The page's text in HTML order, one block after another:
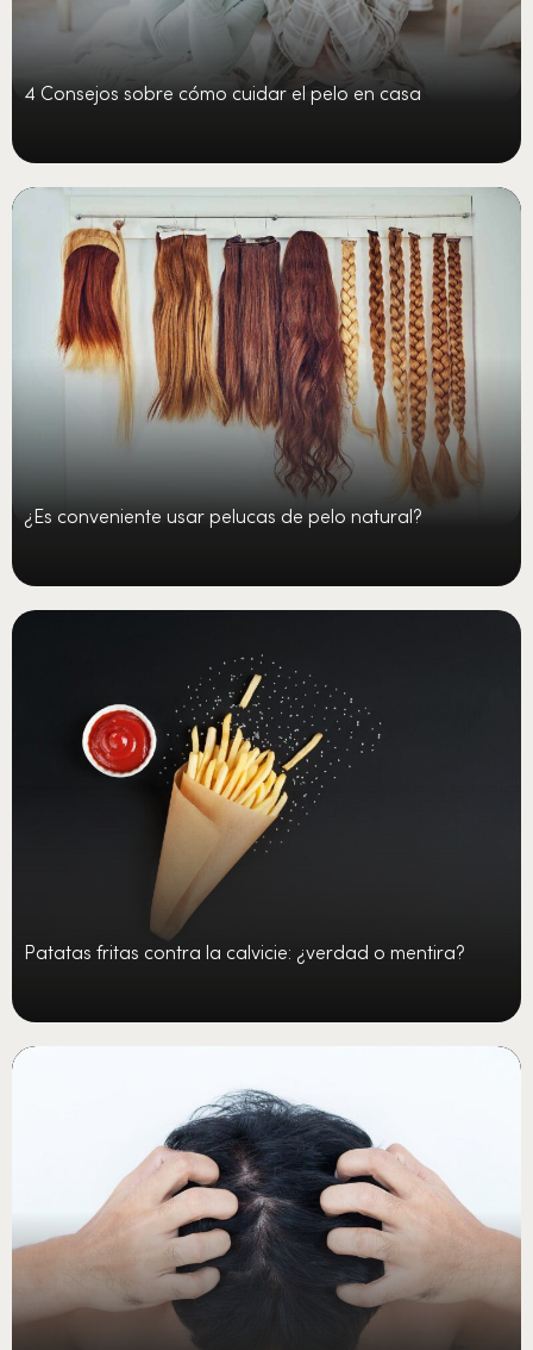
4 Consejos sobre cómo cuidar el pelo en casa
¿Es conveniente usar pelucas de pelo natural?
Patatas fritas contra la calvicie: ¿verdad o mentira?